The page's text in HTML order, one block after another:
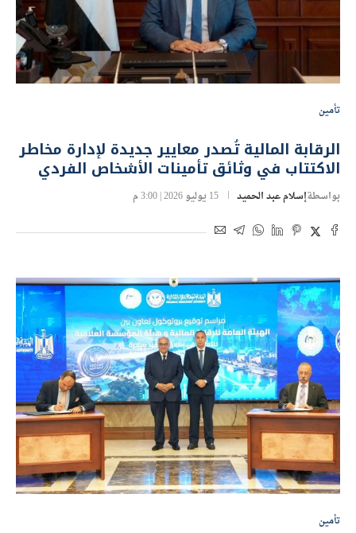
تأمين
الرقابة المالية تُصدر معايير جديدة لإدارة مخاطر
الاكتتاب في وثائق تأمينات الأشخاص الفردي
بواسطةإسلام عبد الحميد 15 يوليو 2026 | 3:00 م
تأمين